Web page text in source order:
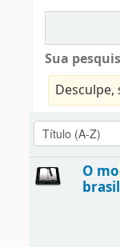
Sua
Desculpe,
O mo